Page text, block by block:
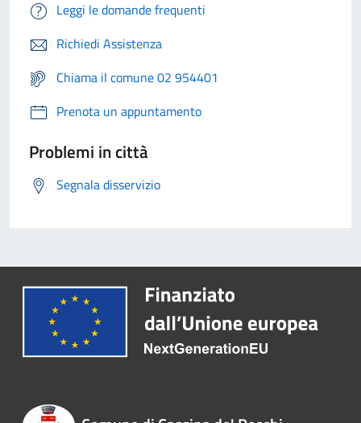
Leggi le domande frequenti
Richiedi Assistenza
Chiama il comune 02 954401
Prenota un appuntamento
Problemi in città
Segnala disservizio